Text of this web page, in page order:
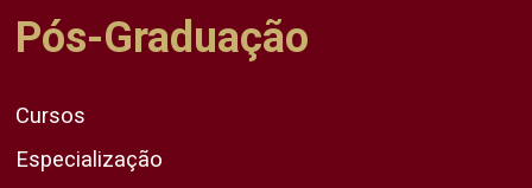
Pós-Graduação
Cursos
Especialização